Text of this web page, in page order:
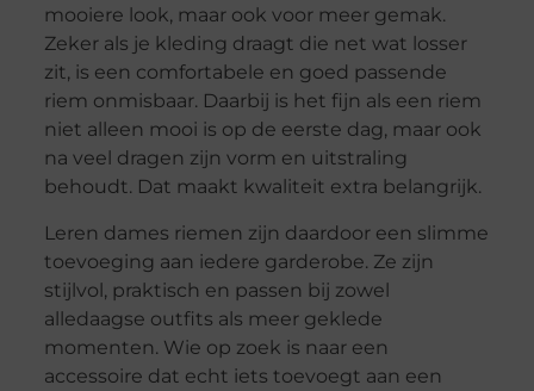
mooiere look, maar ook voor meer gemak.
Zeker als je kleding draagt die net wat losser
zit, is een comfortabele en goed passende
riem onmisbaar. Daarbij is het fijn als een riem
niet alleen mooi is op de eerste dag, maar ook
na veel dragen zijn vorm en uitstraling
behoudt. Dat maakt kwaliteit extra belangrijk.
Leren dames riemen zijn daardoor een slimme
toevoeging aan iedere garderobe. Ze zijn
stijlvol, praktisch en passen bij zowel
alledaagse outfits als meer geklede
momenten. Wie op zoek is naar een
accessoire dat echt iets toevoegt aan een